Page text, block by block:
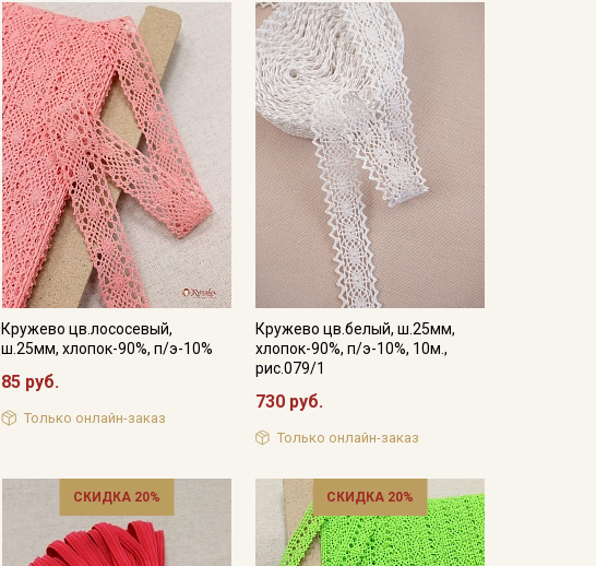
Кружево цв.лососевый,
ш.25мм, хлопок-90%, п/э-10%
85 руб.
Только онлайн-заказ
Кружево цв.белый, ш.25мм,
хлопок-90%, п/э-10%, 10м.,
рис.079/1
730 руб.
Только онлайн-заказ
СКИДКА 20% СКИДКА 20%